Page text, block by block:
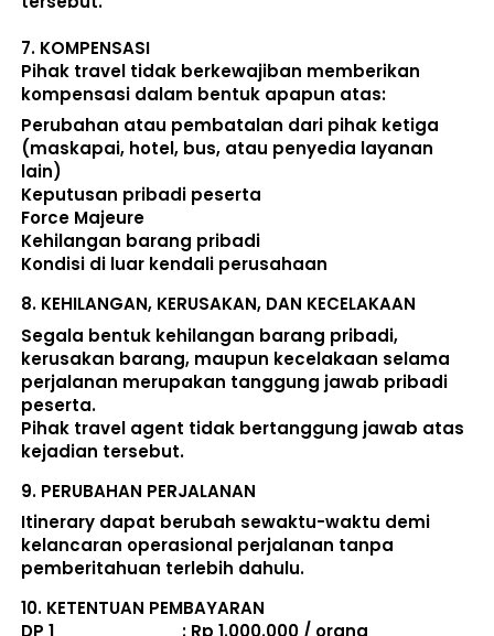
7. KOMPENSASI
Pihak travel tidak berkewajiban memberikan
kompensasi dalam bentuk apapun atas:
Perubahan atau pembatalan dari pihak ketiga
(maskapai, hotel, bus, atau penyedia layanan
lain)
Keputusan pribadi peserta
Force Majeure
Kehilangan barang pribadi
Kondisi di luar kendali perusahaan
8. KEHILANGAN, KERUSAKAN, DAN KECELAKAAN
Segala bentuk kehilangan barang pribadi,
kerusakan barang, maupun kecelakaan selama
perjalanan merupakan tanggung jawab pribadi
peserta.
Pihak travel agent tidak bertanggung jawab atas
kejadian tersebut.
9. PERUBAHAN PERJALANAN
Itinerary dapat berubah sewaktu-waktu demi
kelancaran operasional perjalanan tanpa
pemberitahuan terlebih dahulu.
10. KETENTUAN PEMBAYARAN